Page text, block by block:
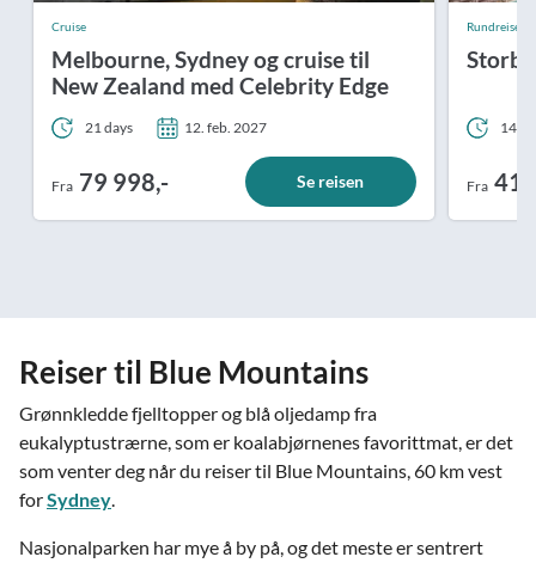
Cruise
Melbourne, Sydney og cruise til
New Zealand med Celebrity Edge
21 days 12. feb. 2027
Fra 79 998,- Se reisen
Rundreiser
14
Fra 41
Reiser til Blue Mountains
Grønnkledde fjelltopper og blå oljedamp fra
eukalyptustrærne, som er koalabjørnenes favorittmat, er det
som venter deg når du reiser til Blue Mountains, 60 km vest
forSydney.
Nasjonalparken har mye å by på, og det meste er sentrert